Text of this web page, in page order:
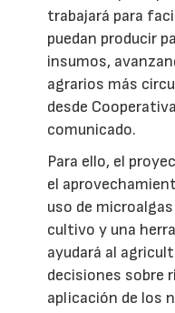
trabajará para
puedan producir
insumos,
agrarios más
desde
comunicado.
Para ello, el
el
uso de
cultivo y una
ayudará al
decisiones sobre
aplicación de los